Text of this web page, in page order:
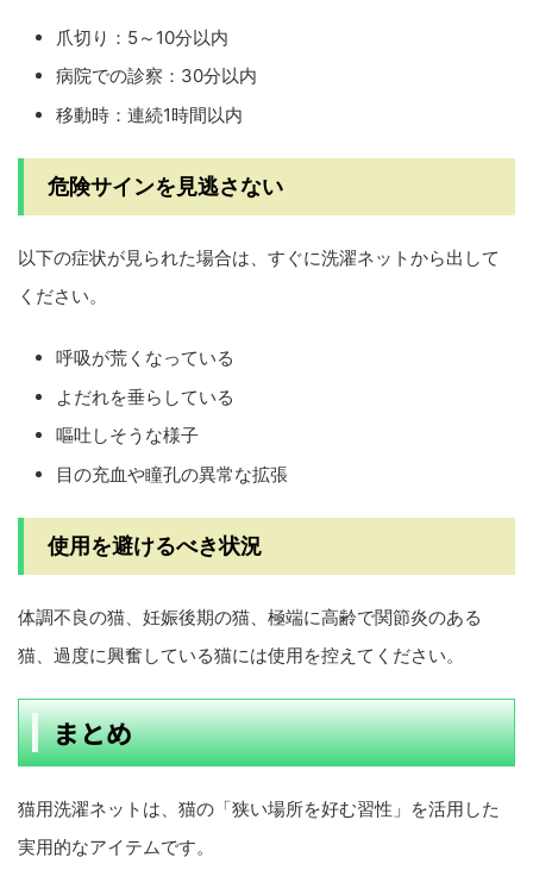
爪切り：5～10分以内
病院での診察：30分以内
移動時：連続1時間以内
危険サインを見逃さない
以下の症状が見られた場合は、すぐに洗濯ネットから出して
ください。
呼吸が荒くなっている
よだれを垂らしている
嘔吐しそうな様子
目の充血や瞳孔の異常な拡張
使用を避けるべき状況
体調不良の猫、妊娠後期の猫、極端に高齢で関節炎のある
猫、過度に興奮している猫には使用を控えてください。
まとめ
猫用洗濯ネットは、猫の「狭い場所を好む習性」を活用した
実用的なアイテムです。